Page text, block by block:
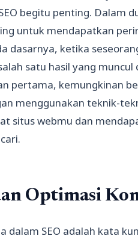
begitu penting. Dalam
untuk mendapatkan
dasarnya, ketika
satu hasil yang
pertama, kemungkinan
menggunakan teknik-
situs webmu dan
Optimasi
dalam SEO adalah kata